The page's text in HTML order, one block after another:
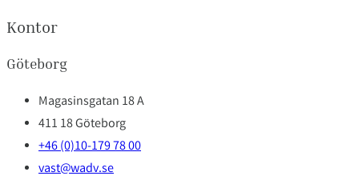
Kontor
Göteborg
Magasinsgatan 18 A
411 18 Göteborg
+46 (0)10-179 78 00
vast@wadv.se